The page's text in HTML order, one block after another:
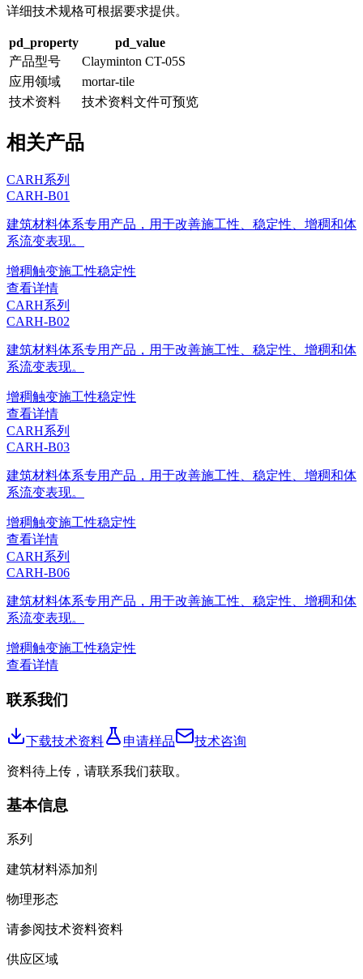
详细技术规格可根据要求提供。
pd_property
pd_value
产品型号
Clayminton CT-05S
应用领域
mortar-tile
技术资料
技术资料文件可预览
相关产品
CARH系列
CARH-B01
建筑材料体系专用产品，用于改善施工性、稳定性、增稠和体
系流变表现。
增稠触变施工性稳定性
查看详情
CARH系列
CARH-B02
建筑材料体系专用产品，用于改善施工性、稳定性、增稠和体
系流变表现。
增稠触变施工性稳定性
查看详情
CARH系列
CARH-B03
建筑材料体系专用产品，用于改善施工性、稳定性、增稠和体
系流变表现。
增稠触变施工性稳定性
查看详情
CARH系列
CARH-B06
建筑材料体系专用产品，用于改善施工性、稳定性、增稠和体
系流变表现。
增稠触变施工性稳定性
查看详情
联系我们
下载技术资料 申请样品 技术咨询
资料待上传，请联系我们获取。
基本信息
系列
建筑材料添加剂
物理形态
请参阅技术资料资料
供应区域